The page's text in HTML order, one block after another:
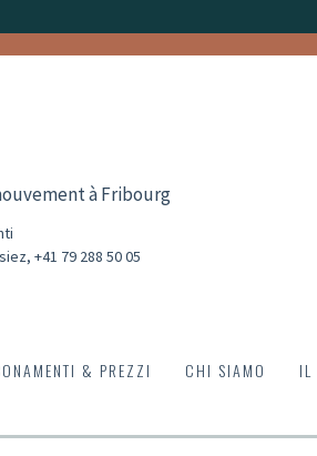
à Fribourg
, +41 79 288 50 05
& PREZZI CHI SIAMO
IL